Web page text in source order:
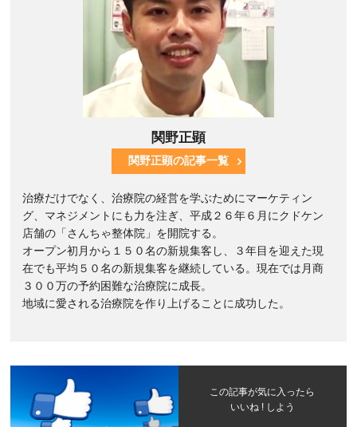
関野正顕
関野正顕の記事一覧
治療だけでなく、治療院の経営を学ぶためにマーケティン
グ、マネジメントにも力を注ぎ、平成２６年６月にクドケン
店舗の「さんちゃ整体院」を開院する。
オープン初月から１５０名の新規集客し、３年目を迎えた現
在でも平均５０名の新規集客を継続している。現在では月商
３００万の予約困難な治療院に成長。
地域に愛される治療院を作り上げることに成功した。
この記事が気に入ったら
いいね ! しよう